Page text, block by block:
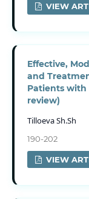
VIEW
Effective,
and
Patients
review)
Tilloeva Sh.Sh
190-202
VIEW